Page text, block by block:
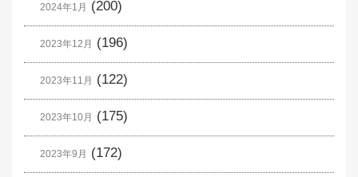
2024年1月 (200)
2023年12月 (196)
2023年11月 (122)
2023年10月 (175)
2023年9月 (172)